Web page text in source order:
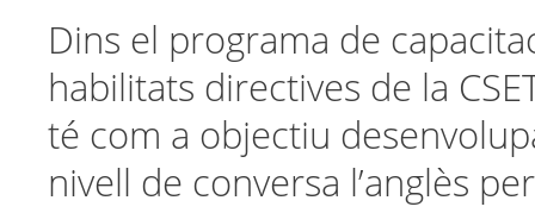
Dins el programa de
habilitats directives de la
té com a objectiu
nivell de conversa l’anglès